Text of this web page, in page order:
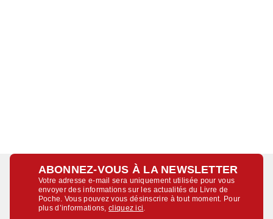
ABONNEZ-VOUS À LA NEWSLETTER
Votre adresse e-mail sera uniquement utilisée pour vous
envoyer des informations sur les actualités du Livre de
Poche. Vous pouvez vous désinscrire à tout moment. Pour
plus d’informations,cliquez ici